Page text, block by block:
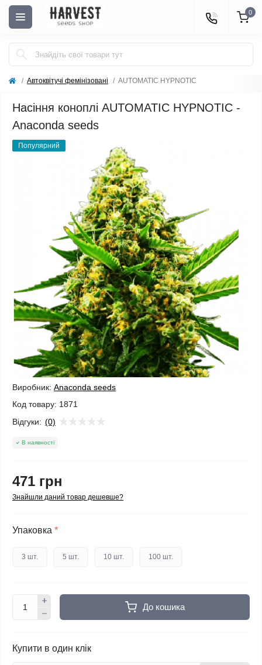
0
Автоквітучі фемінізовані AUTOMATIC HYPNOTIC
Насіння коноплі AUTOMATIC HYPNOTIC -
Anaconda seeds
Популярний
Виробник: Anaconda seeds
Код товару: 1871
Відгуки: (0)
В наявності
471 грн
Знайшли даний товар дешевше?
Упаковка *
3 шт. 5 шт. 10 шт. 100 шт.
До кошика
Купити в один клік